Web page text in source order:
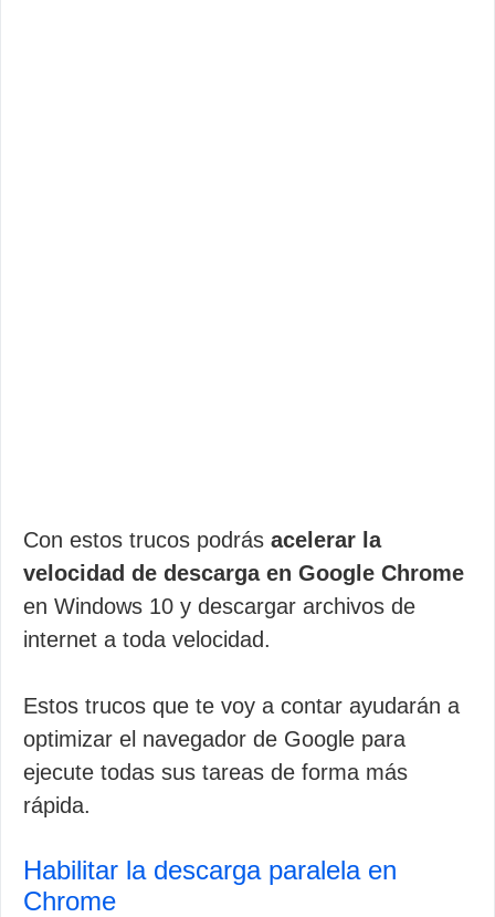
Con estos trucos podrás acelerar la
velocidad de descarga en Google Chrome
en Windows 10 y descargar archivos de
internet a toda velocidad.
Estos trucos que te voy a contar ayudarán a
optimizar el navegador de Google para
ejecute todas sus tareas de forma más
rápida.
Habilitar la descarga paralela en
Chrome